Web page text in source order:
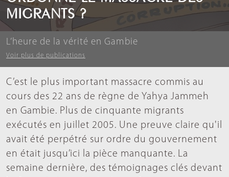
L’heure de la vérité en Gambie
Voir plus de publications
MIGRANTS ?
C’est le plus important massacre commis au
cours des 22 ans de règne de Yahya Jammeh
en Gambie. Plus de cinquante migrants
exécutés en juillet 2005. Une preuve claire qu'il
avait été perpétré sur ordre du gouvernement
en était jusqu’ici la pièce manquante. La
semaine dernière, des témoignages clés devant